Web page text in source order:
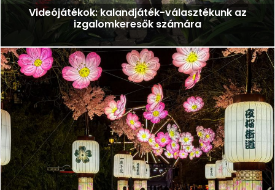
Videójátékok: kalandjáték-választékunk az
izgalomkeresők számára